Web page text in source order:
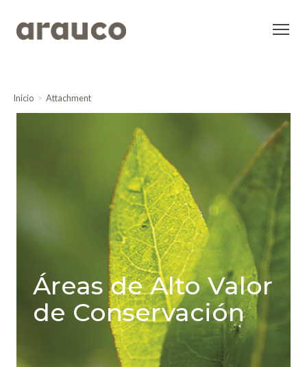
Inicio Attachment
Áreas de Alto Valor
de Conservación